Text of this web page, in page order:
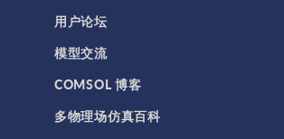
用户论坛
模型交流
COMSOL 博客
多物理场仿真百科